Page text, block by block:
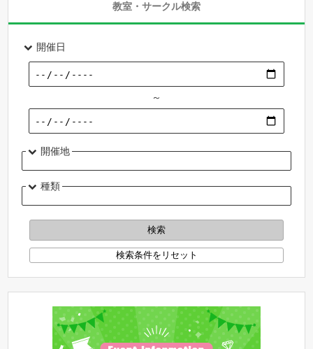
教室・サークル検索
開催日
～
開催地
種類